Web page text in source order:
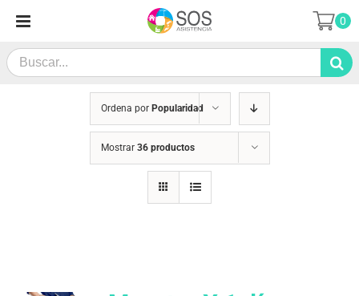
contenido
Search
for:
0
Ordena por Popularidad
Mostrar 36 productos